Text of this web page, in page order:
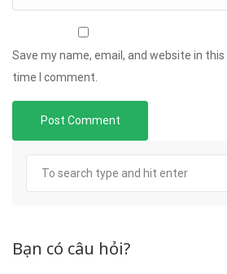
Save my name, email, and website in
time I comment.
Bạn có câu hỏi?